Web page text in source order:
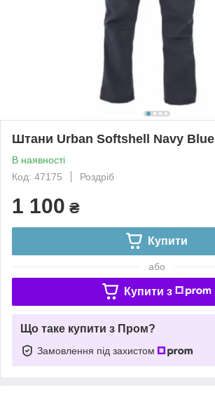
Штани Urban Softshell Navy Blue
В наявності
Код: 47175
Роздріб
1 100 ₴
Купити
або
Купити з
Що таке купити з Пром?
Замовлення під захистом